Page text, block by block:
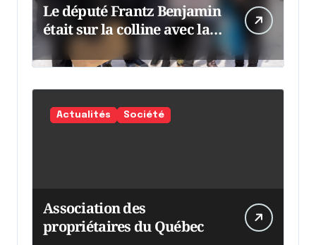
Le député Frantz Benjamin
était sur la colline avec la
chaumine
Actualités Société
Association des
propriétaires du Québec